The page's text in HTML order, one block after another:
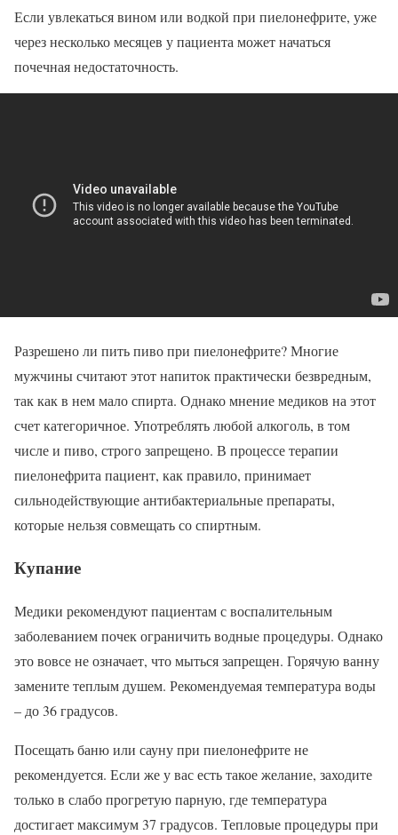
Если увлекаться вином или водкой при пиелонефрите, уже
через несколько месяцев у пациента может начаться
почечная недостаточность.
Разрешено ли пить пиво при пиелонефрите? Многие
мужчины считают этот напиток практически безвредным,
так как в нем мало спирта. Однако мнение медиков на этот
счет категоричное. Употреблять любой алкоголь, в том
числе и пиво, строго запрещено. В процессе терапии
пиелонефрита пациент, как правило, принимает
сильнодействующие антибактериальные препараты,
которые нельзя совмещать со спиртным.
Купание
Медики рекомендуют пациентам с воспалительным
заболеванием почек ограничить водные процедуры. Однако
это вовсе не означает, что мыться запрещен. Горячую ванну
замените теплым душем. Рекомендуемая температура воды
– до 36 градусов.
Посещать баню или сауну при пиелонефрите не
рекомендуется. Если же у вас есть такое желание, заходите
только в слабо прогретую парную, где температура
достигает максимум 37 градусов. Тепловые процедуры при